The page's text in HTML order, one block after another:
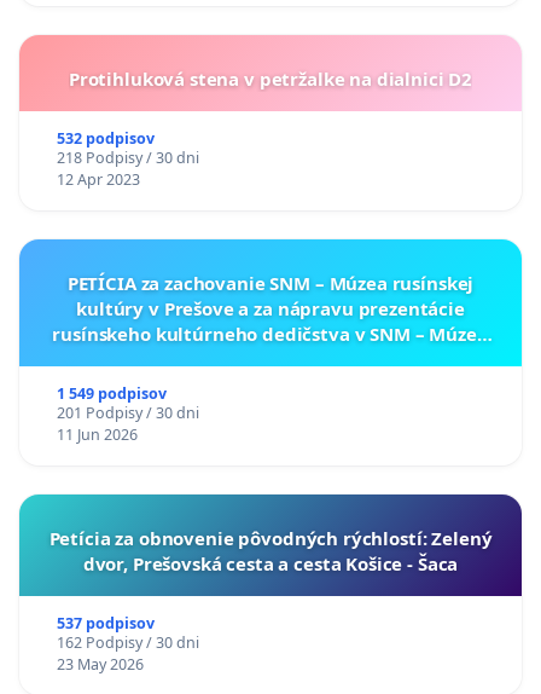
Protihluková stena v petržalke na dialnici D2
532 podpisov
218 Podpisy / 30 dni
12 Apr 2023
PETÍCIA za zachovanie SNM – Múzea rusínskej
kultúry v Prešove a za nápravu prezentácie
rusínskeho kultúrneho dedičstva v SNM – Múzeu
1 549 podpisov
201 Podpisy / 30 dni
11 Jun 2026
​Petícia za obnovenie pôvodných rýchlostí: Zelený
dvor, Prešovská cesta a cesta Košice - Šaca
537 podpisov
162 Podpisy / 30 dni
23 May 2026